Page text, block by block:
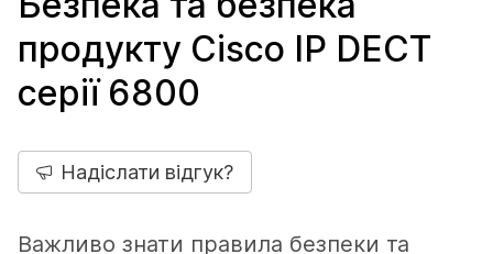
продукту Cisco IP DECT
серії 6800
Надіслати відгук?
Важливо знати правила безпеки та